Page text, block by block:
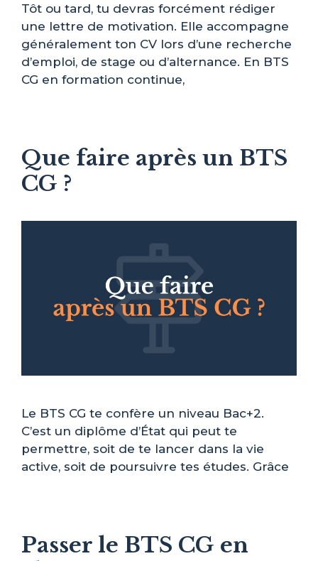
Tôt ou tard, tu devras forcément rédiger
une lettre de motivation. Elle accompagne
généralement ton CV lors d’une recherche
d’emploi, de stage ou d’alternance. En BTS
CG en formation continue,
Que faire après un BTS
CG ?
Le BTS CG te confère un niveau Bac+2.
C’est un diplôme d’État qui peut te
permettre, soit de te lancer dans la vie
active, soit de poursuivre tes études. Grâce
Passer le BTS CG en